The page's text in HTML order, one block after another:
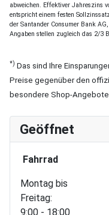
abweichen. Effektiver Jahreszins
entspricht einem festen
der Santander Consumer Bank
Angaben stellen zugleich das 2/3
*) Das sind Ihre
Preise gegenüber den
besondere Shop-Angebote
Geöffnet
Fahrrad
Montag bis
Freitag:
9:00 - 18:00